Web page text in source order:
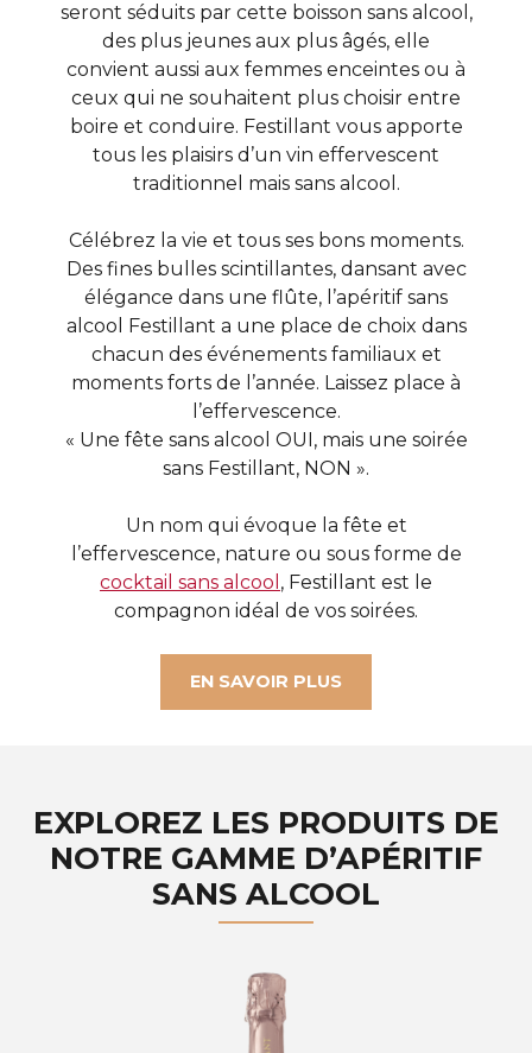
seront séduits par cette boisson sans alcool,
des plus jeunes aux plus âgés, elle
convient aussi aux femmes enceintes ou à
ceux qui ne souhaitent plus choisir entre
boire et conduire. Festillant vous apporte
tous les plaisirs d’un vin effervescent
traditionnel mais sans alcool.
Célébrez la vie et tous ses bons moments.
Des fines bulles scintillantes, dansant avec
élégance dans une flûte, l’apéritif sans
alcool Festillant a une place de choix dans
chacun des événements familiaux et
moments forts de l’année. Laissez place à
l’effervescence.
« Une fête sans alcool OUI, mais une soirée
sans Festillant, NON ».
Un nom qui évoque la fête et
l’effervescence, nature ou sous forme de
cocktail sans alcool , Festillant est le
compagnon idéal de vos soirées.
EN SAVOIR PLUS
EXPLOREZ LES PRODUITS DE
NOTRE GAMME D’APÉRITIF
SANS ALCOOL